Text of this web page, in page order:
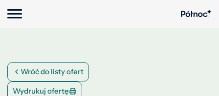
Wróć do listy ofert
Wydrukuj ofertę